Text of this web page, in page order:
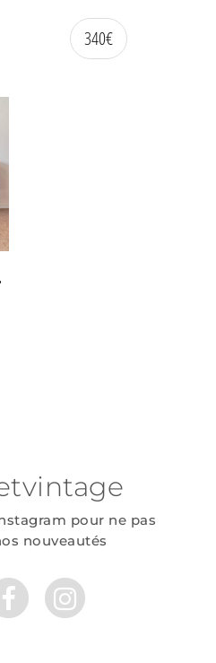
340€
pour ne pas
nouveautés